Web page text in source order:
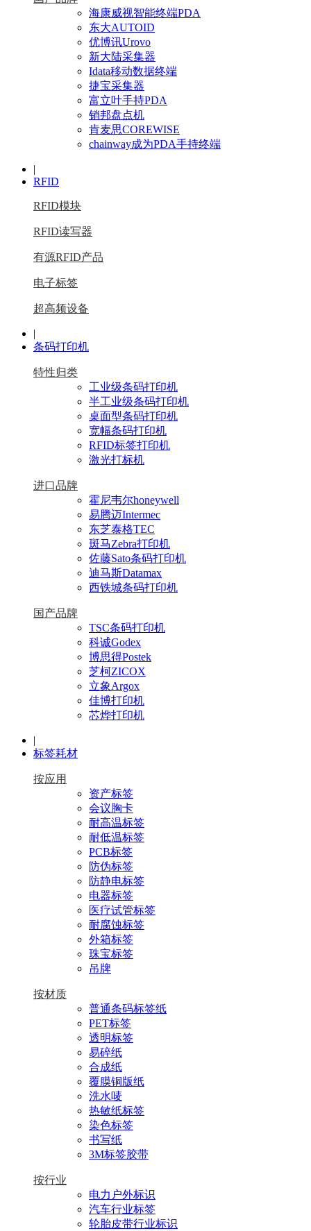
海康威视智能终端PDA
东大AUTOID
优博讯Urovo
新大陆采集器
Idata移动数据终端
捷宝采集器
富立叶手持PDA
销邦盘点机
肯麦思COREWISE
chainway成为PDA手持终端
|
RFID
RFID模块
RFID读写器
有源RFID产品
电子标签
超高频设备
|
条码打印机
特性归类
工业级条码打印机
半工业级条码打印机
桌面型条码打印机
宽幅条码打印机
RFID标签打印机
激光打标机
进口品牌
霍尼韦尔honeywell
易腾迈Intermec
东芝泰格TEC
斑马Zebra打印机
佐藤Sato条码打印机
迪马斯Datamax
西铁城条码打印机
国产品牌
TSC条码打印机
科诚Godex
博思得Postek
芝柯ZICOX
立象Argox
佳博打印机
芯烨打印机
|
标签耗材
按应用
资产标签
会议胸卡
耐高温标签
耐低温标签
PCB标签
防伪标签
防静电标签
电器标签
医疗试管标签
耐腐蚀标签
外箱标签
珠宝标签
吊牌
按材质
普通条码标签纸
PET标签
透明标签
易碎纸
合成纸
覆膜铜版纸
洗水唛
热敏纸标签
染色标签
书写纸
3M标签胶带
按行业
电力户外标识
汽车行业标签
轮胎皮带行业标识